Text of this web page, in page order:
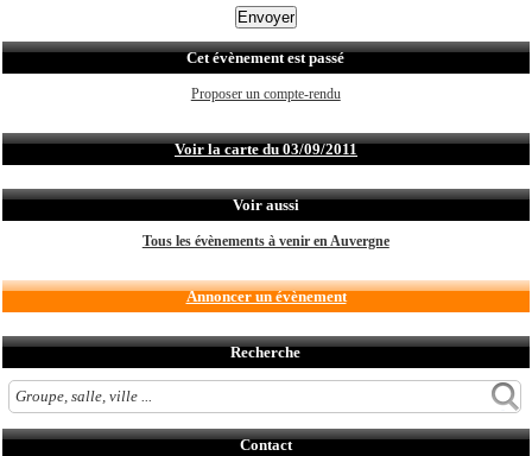
Cet évènement est passé
Proposer un compte-rendu
Voir la carte du 03/09/2011
Voir aussi
Tous les évènements à venir en Auvergne
Annoncer un évènement
Recherche
Contact